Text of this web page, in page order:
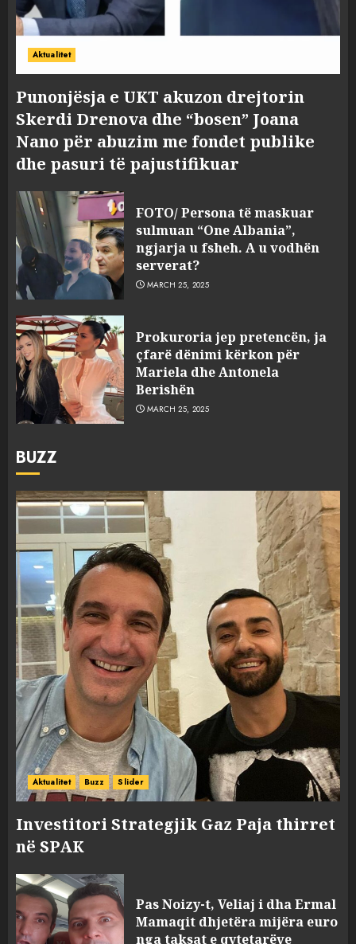
Aktualitet
Punonjësja e UKT akuzon drejtorin
Skerdi Drenova dhe “bosen” Joana
Nano për abuzim me fondet publike
dhe pasuri të pajustifikuar
FOTO/ Persona të maskuar
sulmuan “One Albania”,
ngjarja u fsheh. A u vodhën
serverat?
MARCH 25, 2025
Prokuroria jep pretencën, ja
çfarë dënimi kërkon për
Mariela dhe Antonela
Berishën
MARCH 25, 2025
BUZZ
Aktualitet Buzz Slider
Investitori Strategjik Gaz Paja thirret
në SPAK
Pas Noizy-t, Veliaj i dha Ermal
Mamaqit dhjetëra mijëra euro
nga taksat e qytetarëve